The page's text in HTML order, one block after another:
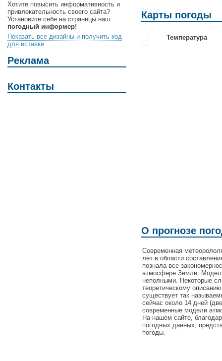
Хотите повысить информативность и
привлекательность своего сайта?
Установите себе на страницы наш
погодный информер!
Показать все дизайны и получить код
для вставки
Реклама
Контакты
Карты погоды
Температура
О прогнозе
Современная
лет в области
познала все
атмосфере Земли.
неполными. Некоторые
теоретическому
существует так
сейчас около 14 дней
современные модели
На нашем сайте,
погодных данных,
погоды.